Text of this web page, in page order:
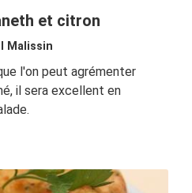
et citron
Malissin
l'on peut agrémenter
il sera excellent en